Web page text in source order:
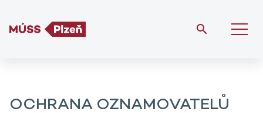
OCHRANA OZNAMOVATELŮ